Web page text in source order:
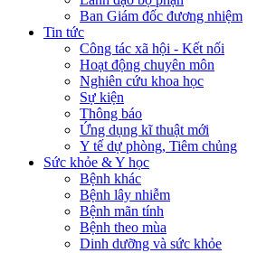
Ban Giám đốc đương nhiệm
Tin tức
Công tác xã hội - Kết nối
Hoạt động chuyên môn
Nghiên cứu khoa học
Sự kiện
Thông báo
Ứng dụng kĩ thuật mới
Y tế dự phòng, Tiêm chủng
Sức khỏe & Y học
Bệnh khác
Bệnh lây nhiễm
Bệnh mãn tính
Bệnh theo mùa
Dinh dưỡng và sức khỏe